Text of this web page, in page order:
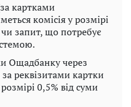
картками
комісія у розмірі
запит, що потребує
Ощадбанку через
реквізитами картки
0,5% від суми